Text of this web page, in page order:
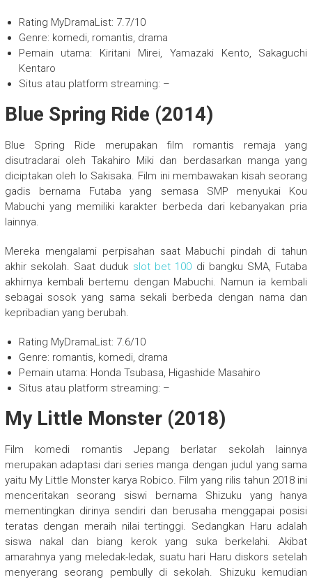
Rating MyDramaList: 7.7/10
Genre: komedi, romantis, drama
Pemain utama: Kiritani Mirei, Yamazaki Kento, Sakaguchi
Kentaro
Situs atau platform streaming: –
Blue Spring Ride (2014)
Blue Spring Ride merupakan film romantis remaja yang
disutradarai oleh Takahiro Miki dan berdasarkan manga yang
diciptakan oleh Io Sakisaka. Film ini membawakan kisah seorang
gadis bernama Futaba yang semasa SMP menyukai Kou
Mabuchi yang memiliki karakter berbeda dari kebanyakan pria
lainnya.
Mereka mengalami perpisahan saat Mabuchi pindah di tahun
akhir sekolah. Saat duduk slot bet 100 di bangku SMA, Futaba
akhirnya kembali bertemu dengan Mabuchi. Namun ia kembali
sebagai sosok yang sama sekali berbeda dengan nama dan
kepribadian yang berubah.
Rating MyDramaList: 7.6/10
Genre: romantis, komedi, drama
Pemain utama: Honda Tsubasa, Higashide Masahiro
Situs atau platform streaming: –
My Little Monster (2018)
Film komedi romantis Jepang berlatar sekolah lainnya
merupakan adaptasi dari series manga dengan judul yang sama
yaitu My Little Monster karya Robico. Film yang rilis tahun 2018 ini
menceritakan seorang siswi bernama Shizuku yang hanya
mementingkan dirinya sendiri dan berusaha menggapai posisi
teratas dengan meraih nilai tertinggi. Sedangkan Haru adalah
siswa nakal dan biang kerok yang suka berkelahi. Akibat
amarahnya yang meledak-ledak, suatu hari Haru diskors setelah
menyerang seorang pembully di sekolah. Shizuku kemudian